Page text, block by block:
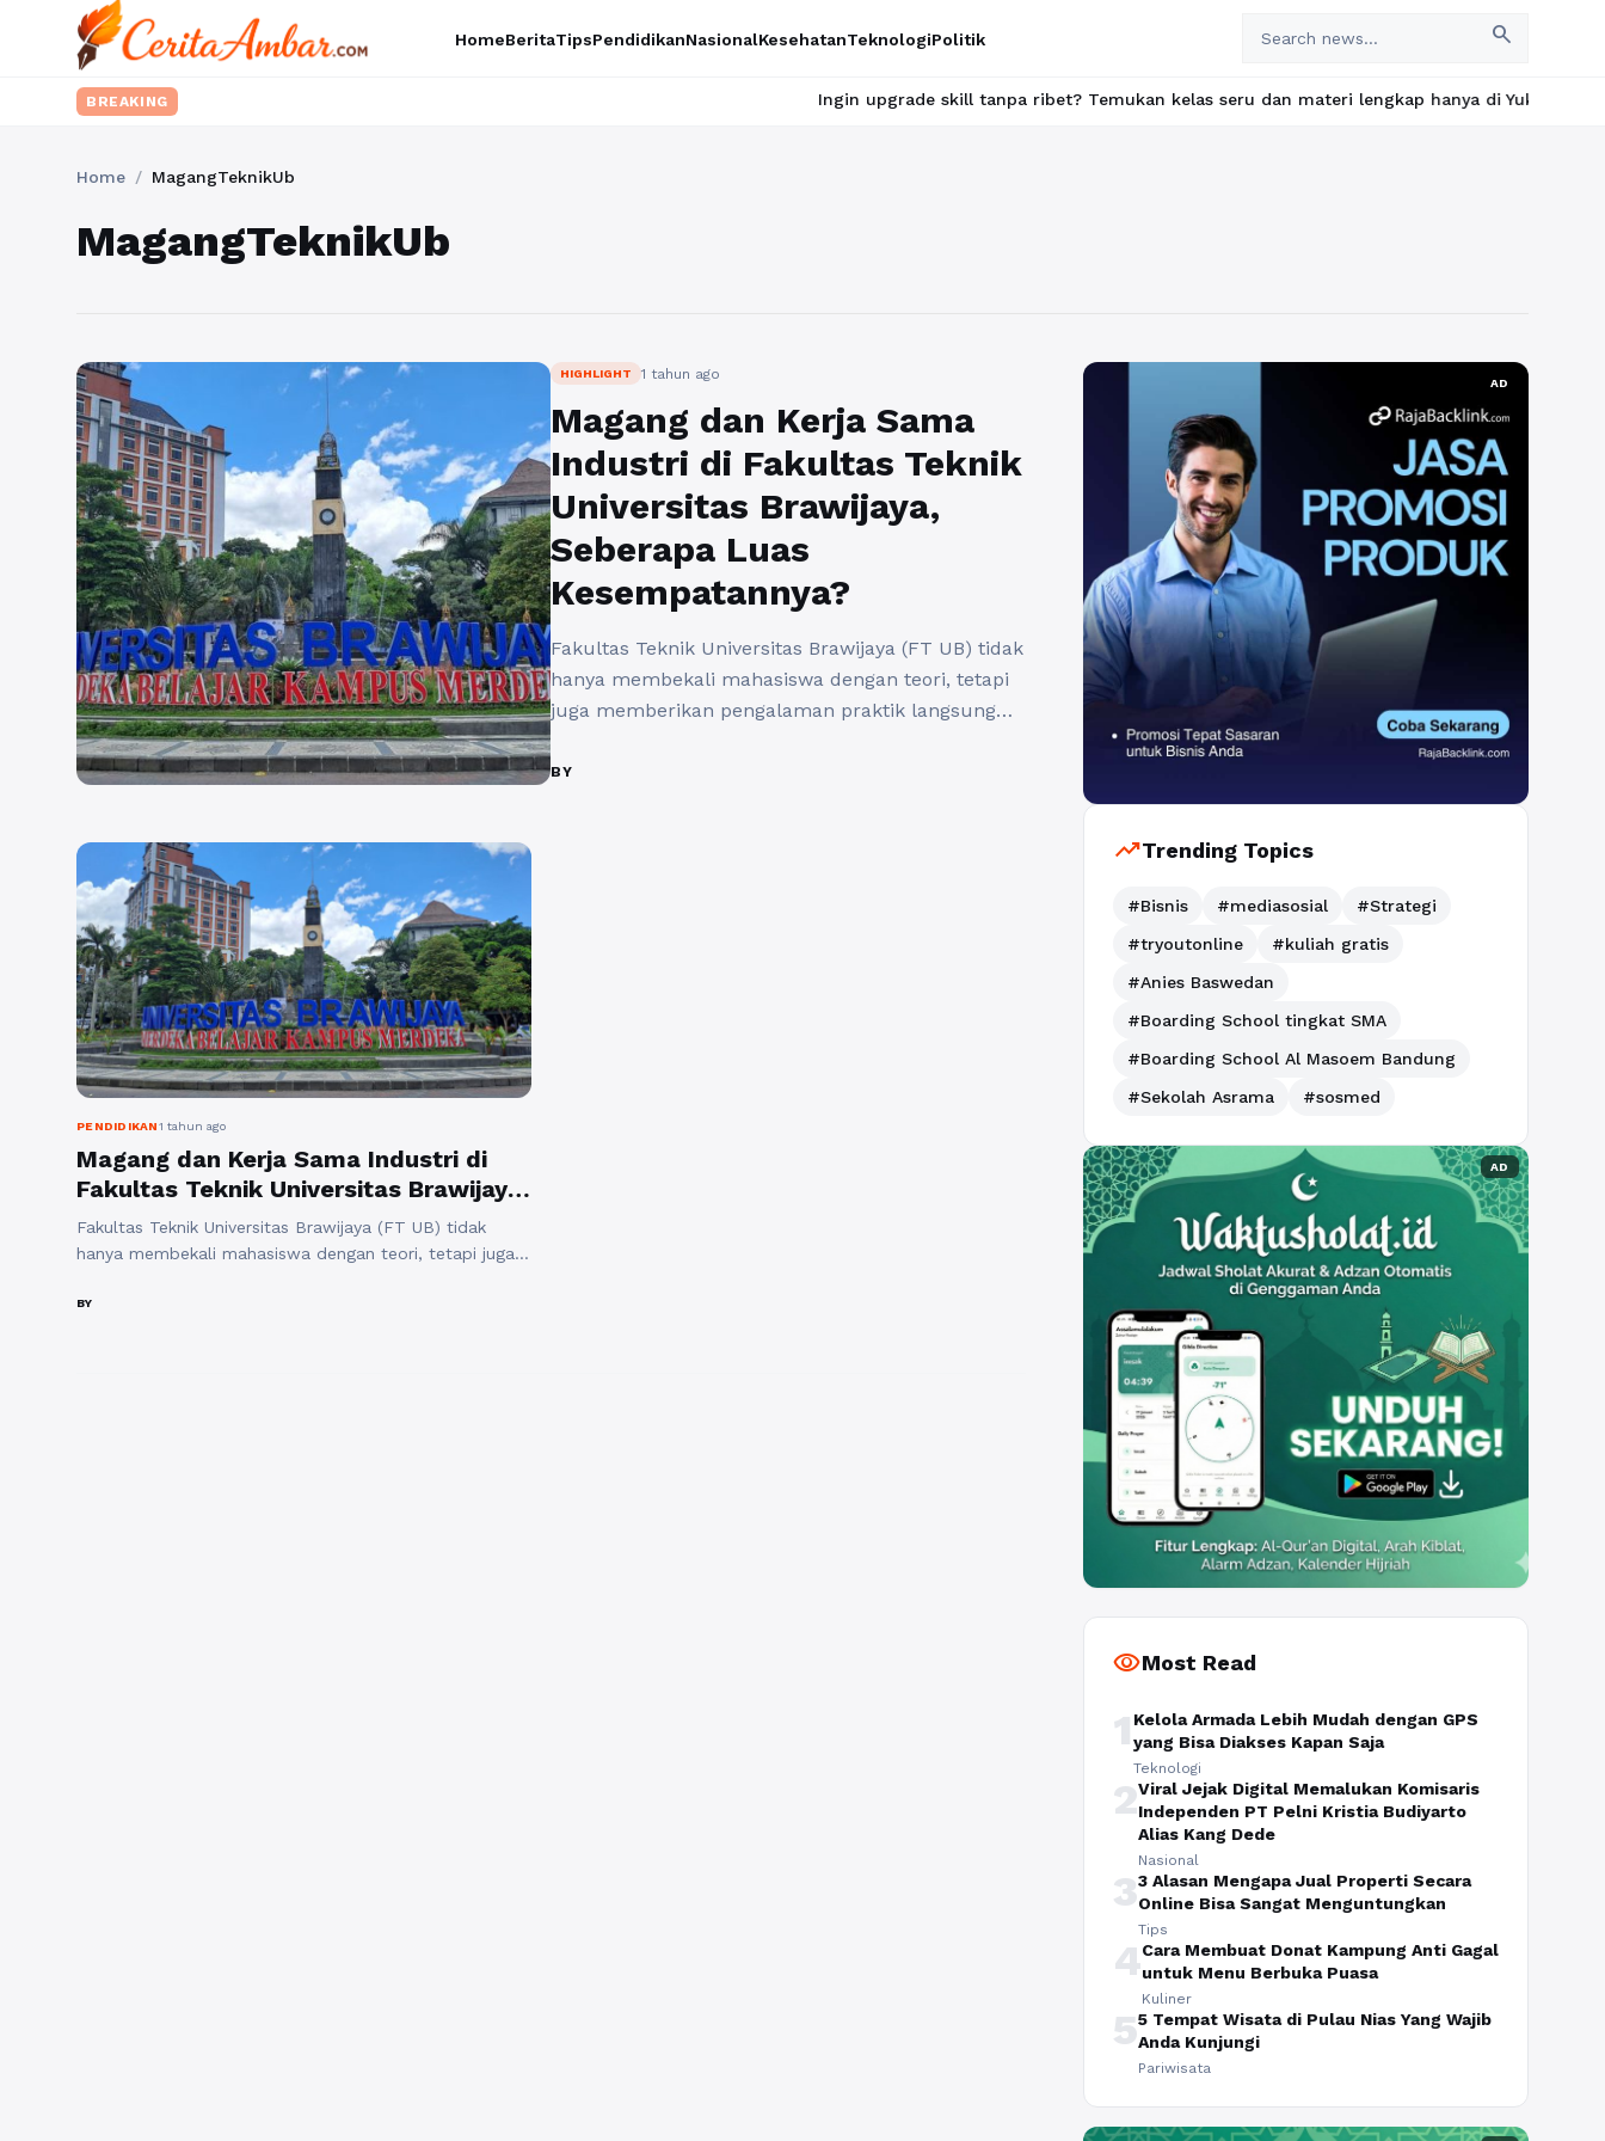
HomeBeritaTipsPendidikanNasionalKesehatanTeknologiPolitik search
BREAKING Ingin upgrade skill tanpa ribet? Temukan kelas seru dan materi lengkap hanya di YukBelajar.com.
Home / MagangTeknikUb
MagangTeknikUb
HIGHLIGHT 1 tahun ago
Magang dan Kerja Sama
Industri di Fakultas Teknik
Universitas Brawijaya,
Seberapa Luas
Kesempatannya?
Fakultas Teknik Universitas Brawijaya (FT UB) tidak
hanya membekali mahasiswa dengan teori, tetapi
juga memberikan pengalaman praktik langsung
kerja sama industri UB. Lalu, seberapa luas
BY
PENDIDIKAN1 tahun ago
Magang dan Kerja Sama Industri di
Fakultas Teknik Universitas Brawijaya,
Seberapa Luas Kesempatannya?
Fakultas Teknik Universitas Brawijaya (FT UB) tidak
hanya membekali mahasiswa dengan teori, tetapi juga
program magang Teknik UB dan berbagai kerja sama
BY
AD
trending_upTrending Topics
#Bisnis #mediasosial
#Strategi
#tryoutonline
#kuliah gratis
#Anies Baswedan
#Boarding School tingkat SMA
#Boarding School Al Masoem Bandung
#Sekolah Asrama
#sosmed
AD
visibilityMost Read
1 Kelola Armada Lebih Mudah dengan GPS
yang Bisa Diakses Kapan Saja
Teknologi
2Viral Jejak Digital Memalukan Komisaris
Independen PT Pelni Kristia Budiyarto
Alias Kang Dede
Nasional
33 Alasan Mengapa Jual Properti Secara
Online Bisa Sangat Menguntungkan
Tips
4Cara Membuat Donat Kampung Anti Gagal
untuk Menu Berbuka Puasa
Kuliner
55 Tempat Wisata di Pulau Nias Yang Wajib
Anda Kunjungi
Pariwisata